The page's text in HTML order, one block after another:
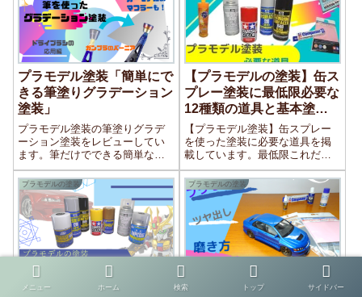
蔽力違いや明るさの順番なども
載せています。
プラモデル塗装「簡単にで
きる筆塗りグラデーション
塗装」
プラモデル塗装の筆塗りグラデ
ーション塗装をレビューしてい
ます。筆だけでできる簡単なグ
ラデーション塗装！色を使い分
けることでパーツの焼け具合も
再現できる！ガンプラに限らず
カーモデルやエアモデルなんか
にも使えます！パーツのリアル
感もアップできる塗装方法！
【プラモデルの塗装】缶ス
プレー塗装に最低限必要な
12種類の道具と基本塗装
のやり方！
【プラモデル塗装】缶スプレー
を使った塗装に必要な道具を掲
載しています。最低限これだけ
あればキレイに塗装ができる11
種類の道具。缶スプレーはエア
ブラシより手軽に行える塗装な
ので、初心者の方にもおすすめ
の塗装のやり方です。
プラモデルの塗装
プラモデル塗装！簡単に使
プラモデルの塗装
プラモデル塗装のツヤ出し
メニュー ホーム 検索 トップ サイドバー